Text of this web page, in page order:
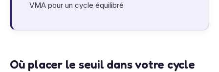
VMA pour un cycle équilibré
Où placer le seuil dans votre cycle